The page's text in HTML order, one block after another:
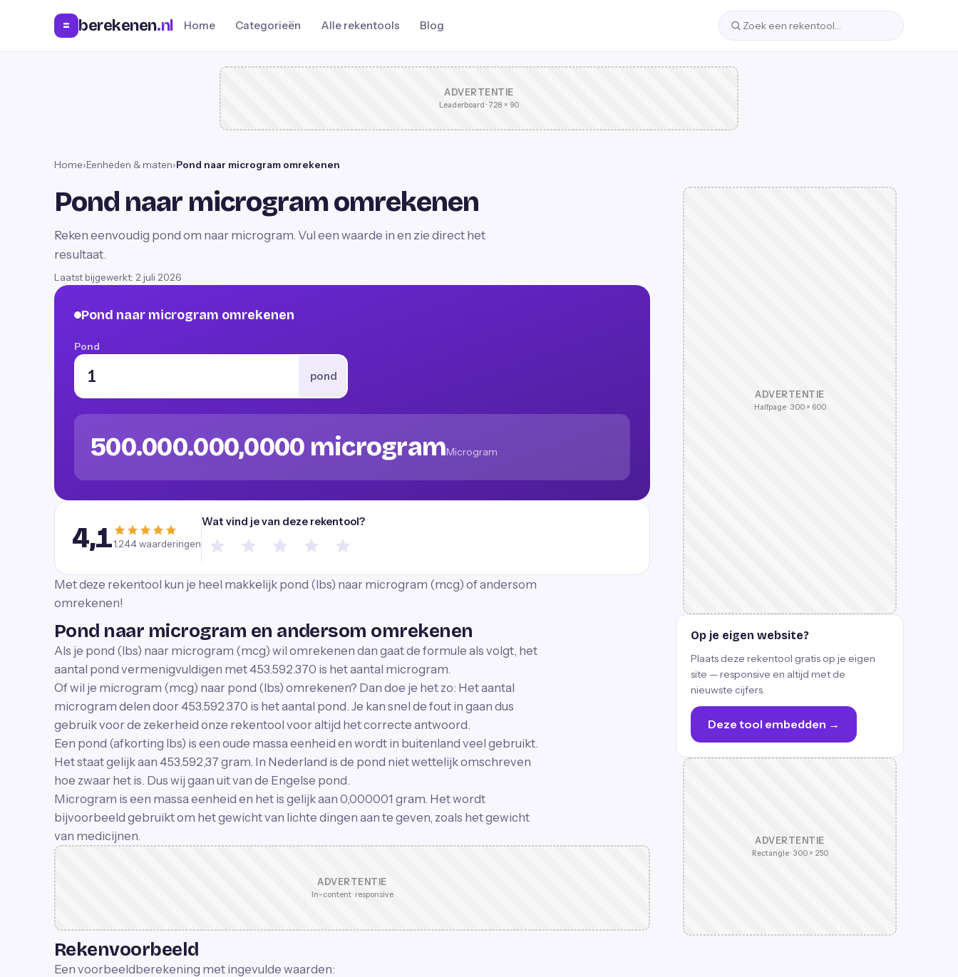
= berekenen.nl Home Categorieën Alle rekentools Blog
ADVERTENTIE
Leaderboard · 728 × 90
Home›Eenheden & maten›Pond naar microgram omrekenen
Pond naar microgram omrekenen
Reken eenvoudig pond om naar microgram. Vul een waarde in en zie direct het
resultaat.
Laatst bijgewerkt: 2 juli 2026
Pond naar microgram omrekenen
Pond
pond
500.000.000,0000 microgramMicrogram
4,11.244waarderingen
Wat vind je van deze rekentool?
Met deze rekentool kun je heel makkelijk pond (lbs) naar microgram (mcg) of andersom
omrekenen!
Pond naar microgram en andersom omrekenen
Als je pond (lbs) naar microgram (mcg) wil omrekenen dan gaat de formule als volgt, het
aantal pond vermenigvuldigen met 453.592.370 is het aantal microgram.
Of wil je microgram (mcg) naar pond (lbs) omrekenen? Dan doe je het zo: Het aantal
microgram delen door 453.592.370 is het aantal pond. Je kan snel de fout in gaan dus
gebruik voor de zekerheid onze rekentool voor altijd het correcte antwoord.
Een pond (afkorting lbs) is een oude massa eenheid en wordt in buitenland veel gebruikt.
Het staat gelijk aan 453.592,37 gram. In Nederland is de pond niet wettelijk omschreven
hoe zwaar het is. Dus wij gaan uit van de Engelse pond.
Microgram is een massa eenheid en het is gelijk aan 0,000001 gram. Het wordt
bijvoorbeeld gebruikt om het gewicht van lichte dingen aan te geven, zoals het gewicht
van medicijnen.
ADVERTENTIE
In-content · responsive
Rekenvoorbeeld
Een voorbeeldberekening met ingevulde waarden:
ADVERTENTIE
Halfpage · 300 × 600
Op je eigen website?
Plaats deze rekentool gratis op je eigen
site — responsive en altijd met de
nieuwste cijfers.
Deze tool embedden →
ADVERTENTIE
Rectangle · 300 × 250